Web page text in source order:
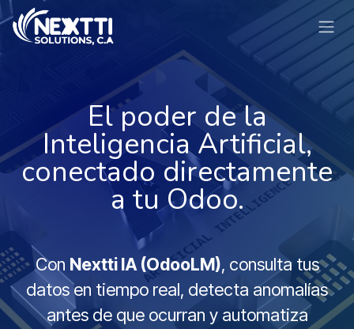
Ir al contenido
El poder de la
Inteligencia Artificial,
conectado directamente
a tu Odoo.
Con Nextti IA (OdooLM), consulta tus
datos en tiempo real, detecta anomalías
antes de que ocurran y automatiza